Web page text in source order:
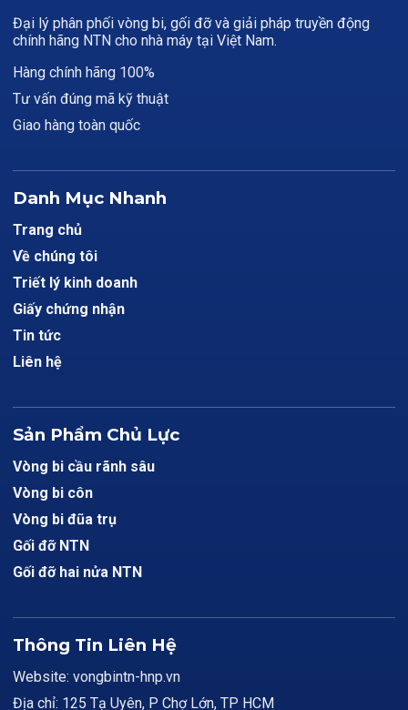
Đại lý phân phối vòng bi, gối đỡ và giải pháp truyền động
chính hãng NTN cho nhà máy tại Việt Nam.
Hàng chính hãng 100%
Tư vấn đúng mã kỹ thuật
Giao hàng toàn quốc
Danh Mục Nhanh
Trang chủ
Về chúng tôi
Triết lý kinh doanh
Giấy chứng nhận
Tin tức
Liên hệ
Sản Phẩm Chủ Lực
Vòng bi cầu rãnh sâu
Vòng bi côn
Vòng bi đũa trụ
Gối đỡ NTN
Gối đỡ hai nửa NTN
Thông Tin Liên Hệ
Website: vongbintn-hnp.vn
Địa chỉ: 125 Tạ Uyên, P Chợ Lớn, TP HCM